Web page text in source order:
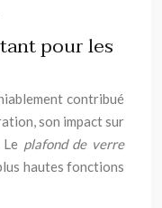
pour les
contribué
son impact sur
plafond de verre
hautes fonctions